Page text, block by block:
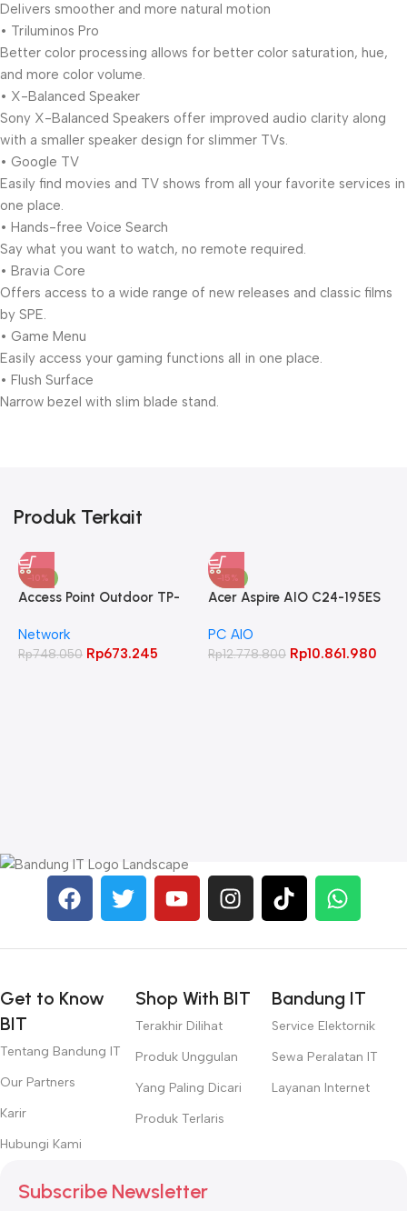
Delivers smoother and more natural motion
• Triluminos Pro
Better color processing allows for better color saturation, hue,
and more color volume.
• X-Balanced Speaker
Sony X-Balanced Speakers offer improved audio clarity along
with a smaller speaker design for slimmer TVs.
• Google TV
Easily find movies and TV shows from all your favorite services in
one place.
• Hands-free Voice Search
Say what you want to watch, no remote required.
• Bravia Core
Offers access to a wide range of new releases and classic films
by SPE.
• Game Menu
Easily access your gaming functions all in one place.
• Flush Surface
Narrow bezel with slim blade stand.
Produk Terkait
-10%
Access Point Outdoor TP-
CPE220
Network
Rp748.050 Rp673.245
-15%
Acer Aspire AIO C24-195ES
512GB 23.8″ FHD IPS
PC AIO
Rp12.778.800 Rp10.861.980
Get to Know
BIT
Tentang Bandung IT
Our Partners
Karir
Hubungi Kami
Shop With BIT
Terakhir Dilihat
Produk Unggulan
Yang Paling Dicari
Produk Terlaris
Bandung IT
Service Elektornik
Sewa Peralatan IT
Layanan Internet
Subscribe Newsletter